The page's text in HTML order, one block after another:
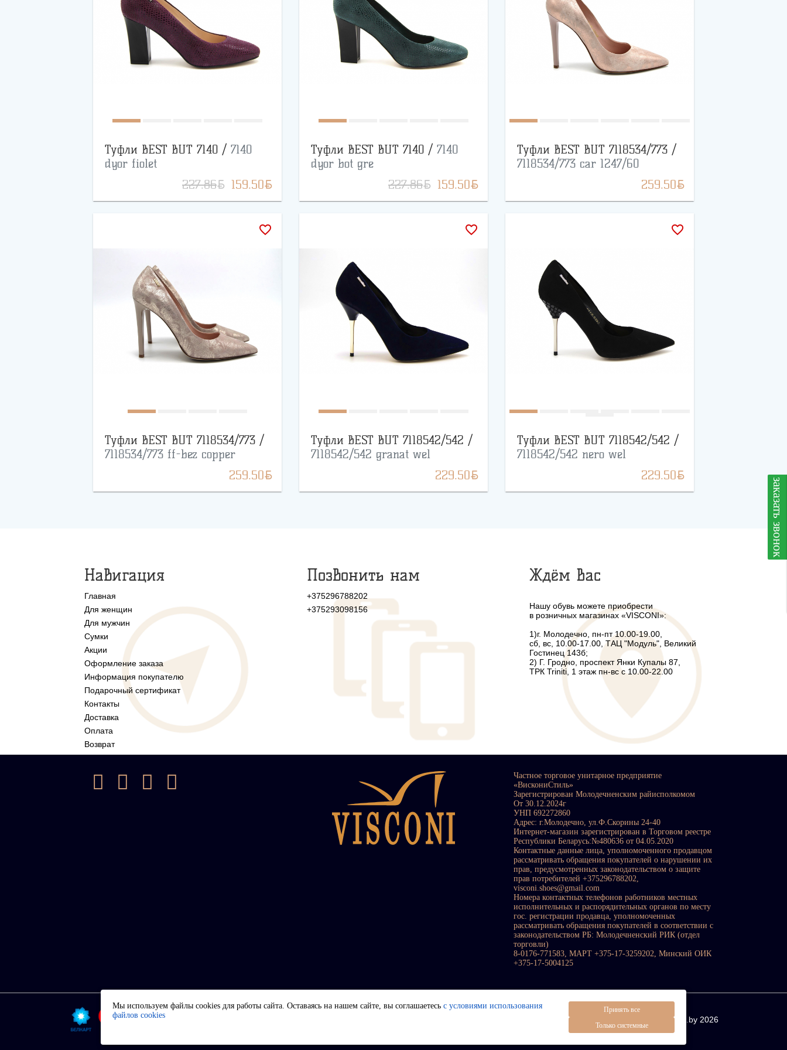
Туфли BEST BUT 7140 / 7140
dyor fiolet
227.86BYN 159.50BYN
Туфли BEST BUT 7140 / 7140
dyor bot gre
227.86BYN 159.50BYN
Туфли BEST BUT 7118534/773 /
7118534/773 car 1247/60
259.50BYN
favorite_border
Туфли BEST BUT 7118534/773 /
7118534/773 ff-bez copper
259.50BYN
favorite_border
Туфли BEST BUT 7118542/542 /
7118542/542 granat wel
229.50BYN
favorite_border
Туфли BEST BUT 7118542/542 /
7118542/542 nero wel
229.50BYN
заказать звонок
Навигация
Главная
Для женщин
Для мужчин
Сумки
Акции
Оформление заказа
Информация покупателю
Подарочный сертификат
Контакты
Доставка
Оплата
Возврат
Позвонить нам
+375296788202
+375293098156
Ждём Вас
Нашу обувь можете приобрести
в розничных магазинах «VISCONI»:
1)г. Молодечно, пн-пт 10.00-19.00,
сб, вс, 10.00-17.00, ТАЦ "Модуль", Великий
Гостинец 143б;
2) Г. Гродно, проспект Янки Купалы 87,
ТРК Triniti, 1 этаж пн-вс с 10.00-22.00
Частное торговое унитарное предприятие
«ВискониСтиль»
Зарегистрирован Молодечненским райисполкомом
От 30.12.2024г
УНП 692272860
Адрес: г.Молодечно, ул.Ф.Скорины 24-40
Интернет-магазин зарегистрирован в Торговом реестре
Республики Беларусь:№480636 от 04.05.2020
Контактные данные лица, уполномоченного продавцом
рассматривать обращения покупателей о нарушении их
прав, предусмотренных законодательством о защите
прав потребителей +375296788202,
visconi.shoes@gmail.com
Номера контактных телефонов работников местных
исполнительных и распорядительных органов по месту
гос. регистрации продавца, уполномоченных
рассматривать обращения покупателей в соответствии с
законодательством РБ: Молодечненский РИК (отдел
торговли)
8-0176-771583, МАРТ +375-17-3259202, Минский ОИК
+375-17-5004125
All rights reserved © https://visconi.by 2026
Мы используем файлы cookies для работы сайта. Оставаясь на нашем сайте, вы соглашаетесь с условиями использования
файлов cookies
Принять все
Только системные